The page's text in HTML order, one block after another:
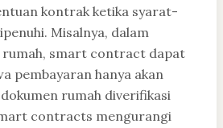
kontrak ketika syarat-
Misalnya, dalam
rumah, smart contract dapat
pembayaran hanya akan
rumah diverifikasi
contracts mengurangi